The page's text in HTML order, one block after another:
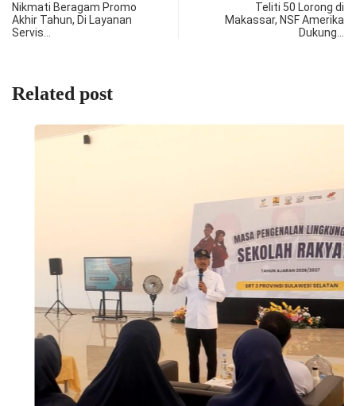
Nikmati Beragam Promo
Akhir Tahun, Di Layanan
Servis…
Teliti 50 Lorong di
Makassar, NSF Amerika
Dukung…
Related post
NEWS
Mensos RI; Sekolah Rakyat Siap Tampung Lebih...
07/08/2026